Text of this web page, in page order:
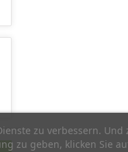
zu verbessern.
zu geben, klicken Sie